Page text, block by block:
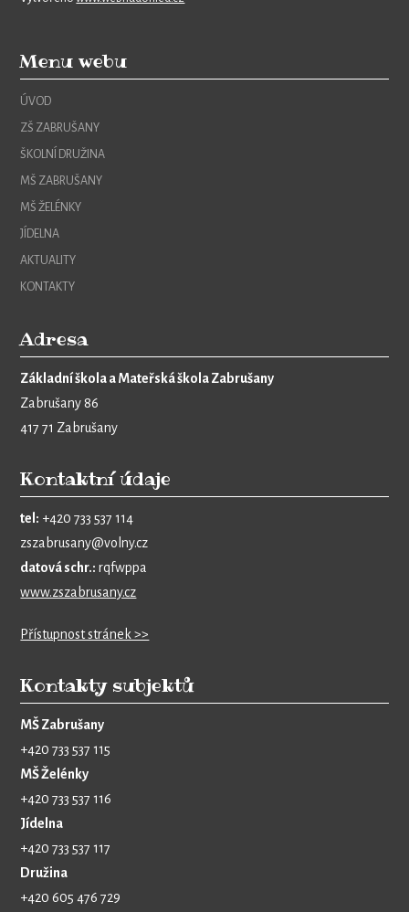
Menu webu
ÚVOD
ZŠ ZABRUŠANY
ŠKOLNÍ DRUŽINA
MŠ ZABRUŠANY
MŠ ŽELÉNKY
JÍDELNA
AKTUALITY
KONTAKTY
Adresa
Základní škola a Mateřská škola Zabrušany
Zabrušany 86
417 71 Zabrušany
Kontaktní údaje
tel: +420 733 537 114
zszabrusany@volny.cz
datová schr.: rqfwppa
www.zszabrusany.cz
Přístupnost stránek >>
Kontakty subjektů
MŠ Zabrušany
+420 733 537 115
MŠ Želénky
+420 733 537 116
Jídelna
+420 733 537 117
Družina
+420 605 476 729